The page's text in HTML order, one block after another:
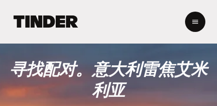
r
寻找配对。意大利雷焦艾米
利亚